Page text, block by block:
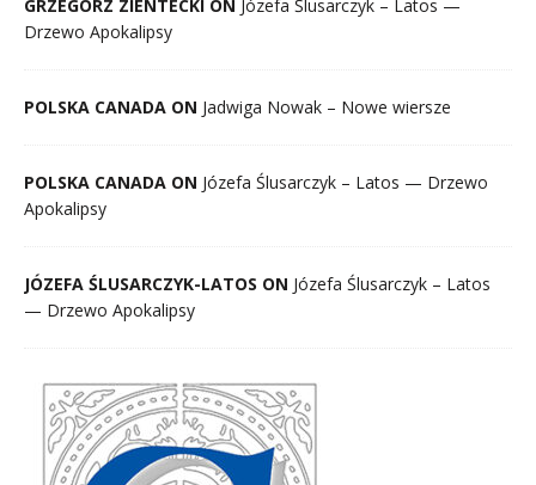
GRZEGORZ ZIENTECKI ON Józefa Ślusarczyk – Latos —
Drzewo Apokalipsy
POLSKA CANADA ON Jadwiga Nowak – Nowe wiersze
POLSKA CANADA ON Józefa Ślusarczyk – Latos — Drzewo
Apokalipsy
JÓZEFA ŚLUSARCZYK-LATOS ON Józefa Ślusarczyk – Latos
— Drzewo Apokalipsy